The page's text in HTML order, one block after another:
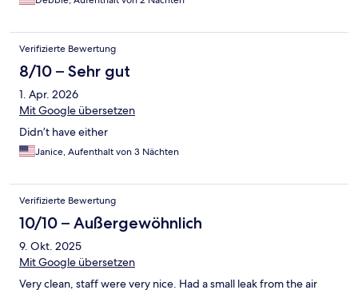
Verifizierte Bewertung
8/10 – Sehr gut
1. Apr. 2026
Mit Google übersetzen
Didn’t have either
Janice, Aufenthalt von 3 Nächten
Verifizierte Bewertung
10/10 – Außergewöhnlich
9. Okt. 2025
Mit Google übersetzen
Very clean, staff were very nice. Had a small leak from the air